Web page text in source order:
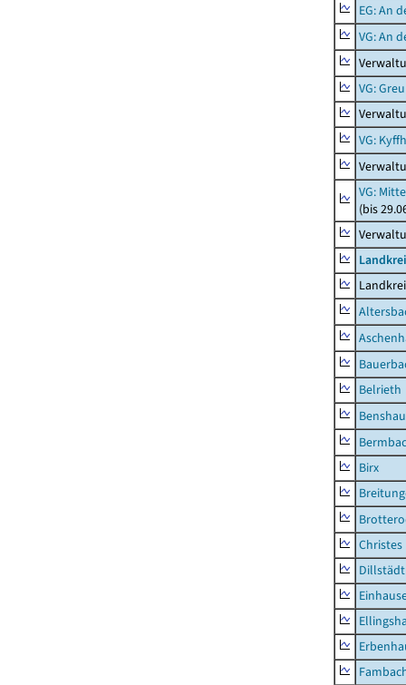
EG: An
VG: An
VG:
VG:
VG:
(bis
Belrieth
Birx
Christes
Dillstädt